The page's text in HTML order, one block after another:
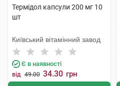
Термідол капсули 200 мг 10
шт
Київський вітамінний завод
Є в наявності
від 49.00 34.30 грн